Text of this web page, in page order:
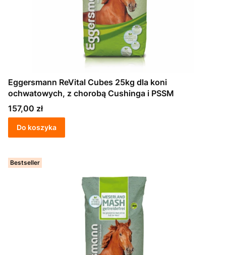
Eggersmann ReVital Cubes 25kg dla koni
ochwatowych, z chorobą Cushinga i PSSM
Cena
157,00 zł
Do koszyka
Bestseller